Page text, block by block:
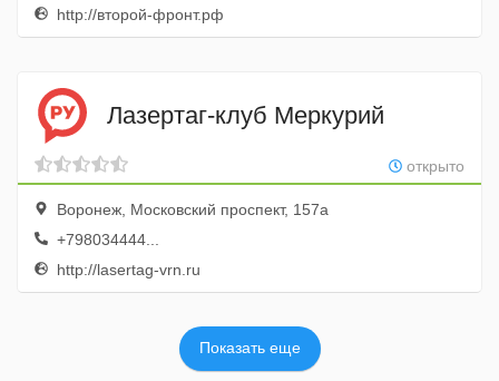
http://второй-фронт.рф
Лазертаг-клуб Меркурий
открыто
Воронеж, Московский проспект, 157а
+798034444...
http://lasertag-vrn.ru
Показать еще